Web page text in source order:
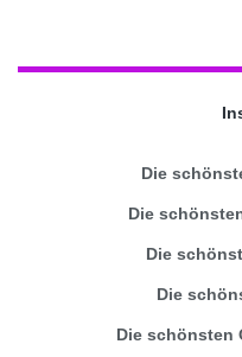
Die
Die
Die
Die
Die schönsten